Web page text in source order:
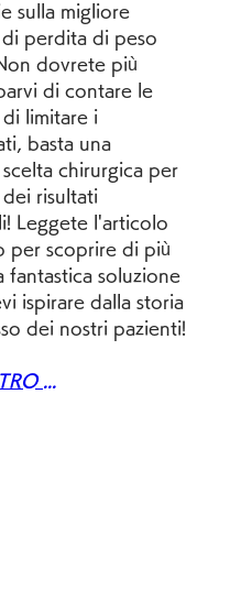
sulla migliore
perdita di peso
dovrete più
di contare le
limitare i
basta una
chirurgica per
risultati
Leggete l'articolo
per scoprire di più
fantastica soluzione
ispirare dalla storia
dei nostri pazienti!
...